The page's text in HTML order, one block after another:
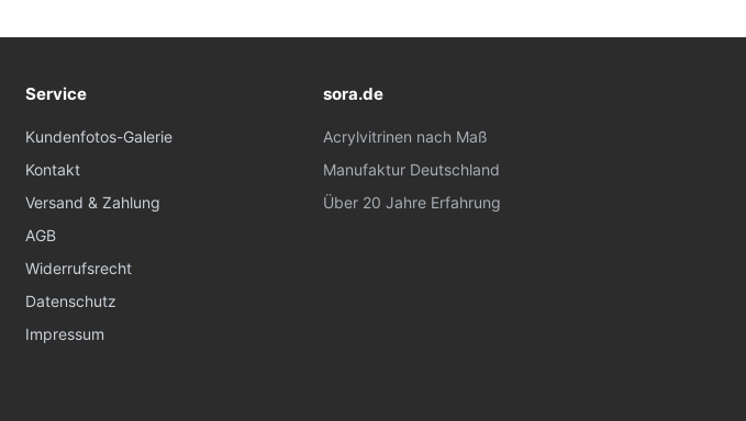
Service
Kundenfotos-Galerie
Kontakt
Versand & Zahlung
AGB
Widerrufsrecht
Datenschutz
Impressum
sora.de
Acrylvitrinen nach Maß
Manufaktur Deutschland
Über 20 Jahre Erfahrung